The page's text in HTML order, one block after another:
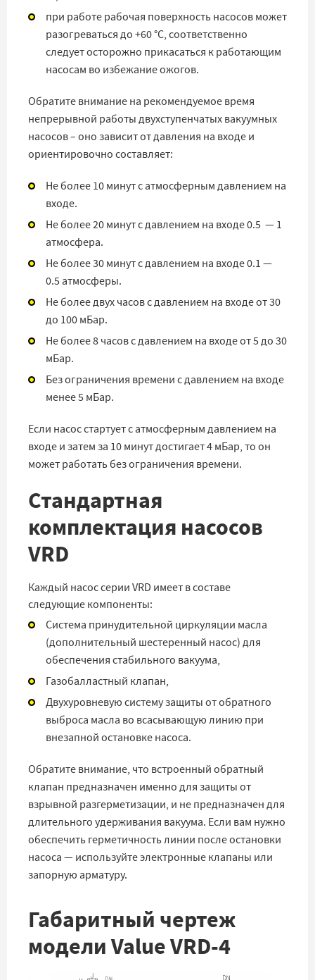
при работе рабочая поверхность насосов может
разогреваться до +60 °C, соответственно
следует осторожно прикасаться к работающим
насосам во избежание ожогов.
Обратите внимание на рекомендуемое время
непрерывной работы двухступенчатых вакуумных
насосов – оно зависит от давления на входе и
ориентировочно составляет:
Не более 10 минут с атмосферным давлением на
входе.
Не более 20 минут с давлением на входе 0.5 — 1
атмосфера.
Не более 30 минут с давлением на входе 0.1 —
0.5 атмосферы.
Не более двух часов с давлением на входе от 30
до 100 мБар.
Не более 8 часов с давлением на входе от 5 до 30
мБар.
Без ограничения времени с давлением на входе
менее 5 мБар.
Если насос стартует с атмосферным давлением на
входе и затем за 10 минут достигает 4 мБар, то он
может работать без ограничения времени.
Стандартная
комплектация насосов
VRD
Каждый насос серии VRD имеет в составе
следующие компоненты:
Система принудительной циркуляции масла
(дополнительный шестеренный насос) для
обеспечения стабильного вакуума,
Газобалластный клапан,
Двухуровневую систему защиты от обратного
выброса масла во всасывающую линию при
внезапной остановке насоса.
Обратите внимание, что встроенный обратный
клапан предназначен именно для защиты от
взрывной разгерметизации, и не предназначен для
длительного удерживания вакуума. Если вам нужно
обеспечить герметичность линии после остановки
насоса — используйте электронные клапаны или
запорную арматуру.
Габаритный чертеж
модели Value VRD-4